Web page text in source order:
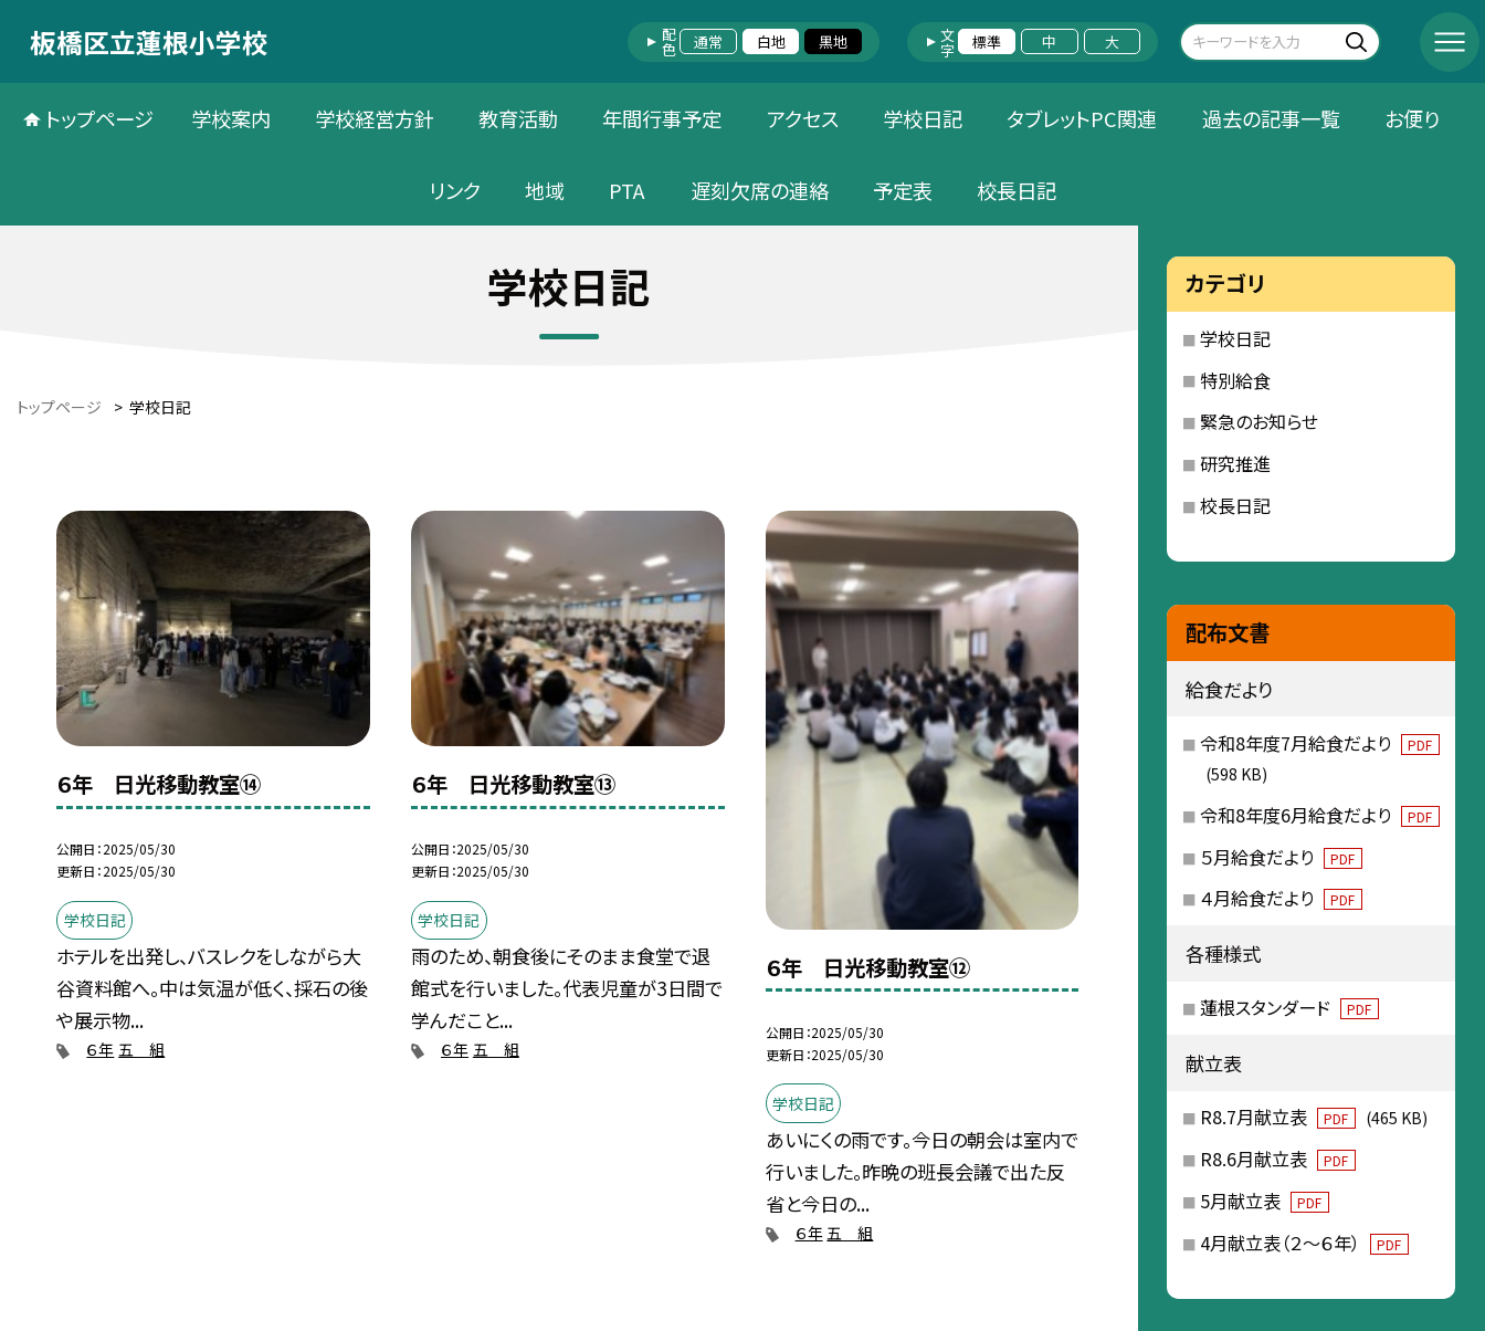
板橋区立蓮根小学校 配色 通常 白地 黒地 文字 標準 中 大
トップページ 学校案内 学校経営方針 教育活動 年間行事予定 アクセス 学校日記 タブレットPC関連 過去の記事一覧 お便り
リンク 地域 PTA 遅刻欠席の連絡 予定表 校長日記
学校日記
トップページ > 学校日記
６年 日光移動教室⑭
公開日 2025/05/30
更新日 2025/05/30
学校日記
ホテルを出発し、バスレクをしながら大
谷資料館へ。中は気温が低く、採石の後
や展示物...
６年 五 組
６年 日光移動教室⑬
公開日 2025/05/30
更新日 2025/05/30
学校日記
雨のため、朝食後にそのまま食堂で退
館式を行いました。代表児童が3日間で
学んだこと...
６年 五 組
６年 日光移動教室⑫
公開日 2025/05/30
更新日 2025/05/30
学校日記
あいにくの雨です。今日の朝会は室内で
行いました。昨晩の班長会議で出た反
省と今日の...
６年五 組
カテゴリ
学校日記
特別給食
緊急のお知らせ
研究推進
校長日記
配布文書
給食だより
令和8年度7月給食だより PDF
(598 KB)
令和8年度6月給食だより PDF
５月給食だより PDF
４月給食だより PDF
各種様式
蓮根スタンダード PDF
献立表
R8.7月献立表 PDF (465 KB)
R8.6月献立表 PDF
5月献立表 PDF
4月献立表（２～６年） PDF